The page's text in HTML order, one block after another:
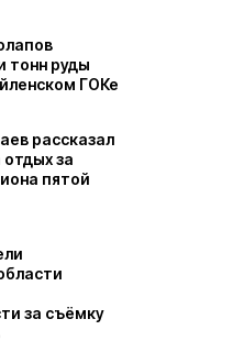
тонн руды
ГОКе
рассказал
за
пятой
за съёмку